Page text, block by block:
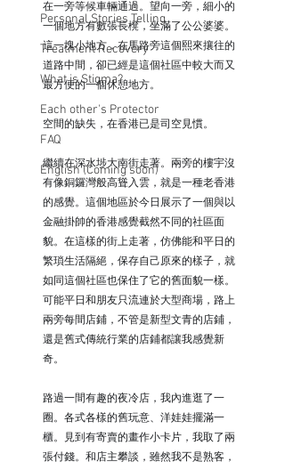
Personal Stories Telling
Treatment Recovery
What is Stigma?
Each other's Protector
FAQ
English (Coming soon)
在一旁等候車輛通過。望向一旁，細小的
一個地方有數張長櫈，坐滿了公公婆婆。
這一塊小地方，在馬路旁這個熙來攘往的
道路中間，卻已經是這個社區中較大而又
最方便的一個休憩地方。⠀ ⠀
空間的缺失，在香港已是司空見慣。⠀ ⠀
繼續在深水埗大南街走著。兩旁的樓宇沒
有像銅鑼灣般高聳入雲，就是一種老香港
的感覺。這個地區於今日展示了一個與以
金融掛帥的香港感覺截然不同的社區面
貌。在這樣的街上走著，仿佛能和平日的
繁瑣生活隔絕，保存自己原來的樣子，就
如同這個社區也保住了它的舊面貌一樣。
可能平日和朋友只流連於大型商場，路上
兩旁每間店鋪，不管是新型文青的店鋪，
還是舊式傳統行業的店鋪都讓我感覺新
奇。⠀ ⠀
路過一間有趣的夜冷店，我內進逛了一
圈。各式各樣的舊玩意、洋娃娃擺滿一
櫃。見到有寄賣的畫作小卡片，我取了兩
張付錢。和店主攀談，雖然我不是熟客，